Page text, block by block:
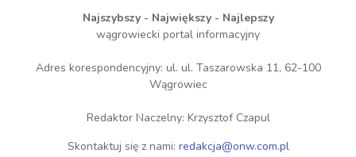
Najszybszy - Największy - Najlepszy
wągrowiecki portal informacyjny
Adres korespondencyjny: ul. ul. Taszarowska 11, 62-100
Wągrowiec
Redaktor Naczelny: Krzysztof Czapul
Skontaktuj się z nami: redakcja@onw.com.pl